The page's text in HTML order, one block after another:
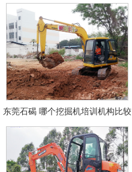
东莞石碣 哪个挖掘机培训机构比较
好?